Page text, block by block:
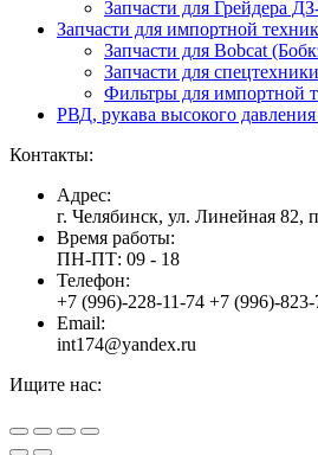
Запчасти для Грейдера
Запчасти для импортной
Запчасти для Bobcat
Запчасти для
Фильтры для импортной
РВД, рукава высокого
Контакты:
Адрес:
г. Челябинск, ул. Линейная 82,
Время работы:
ПН-ПТ: 09 - 18
Телефон:
+7 (996)-228-11-74 +7 (996)-
Email:
int174@yandex.ru
Ищите нас:
Страница
YouTube
Страница
Viber
Страница
WhatsApp
Вверх